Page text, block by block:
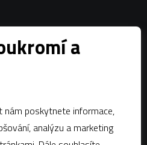
a
nám poskytnete informace,
analýzu a marketing